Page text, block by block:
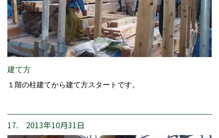
建て方
１階の柱建てから建て方スタートです。
17. 2013年10月31日